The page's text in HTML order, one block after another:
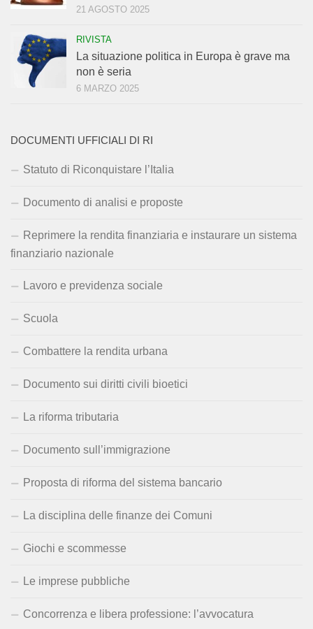
21 AGOSTO 2025
RIVISTA
La situazione politica in Europa è grave ma
non è seria
6 MARZO 2025
DOCUMENTI UFFICIALI DI RI
Statuto di Riconquistare l’Italia
Documento di analisi e proposte
Reprimere la rendita finanziaria e instaurare un sistema
finanziario nazionale
Lavoro e previdenza sociale
Scuola
Combattere la rendita urbana
Documento sui diritti civili bioetici
La riforma tributaria
Documento sull’immigrazione
Proposta di riforma del sistema bancario
La disciplina delle finanze dei Comuni
Giochi e scommesse
Le imprese pubbliche
Concorrenza e libera professione: l’avvocatura